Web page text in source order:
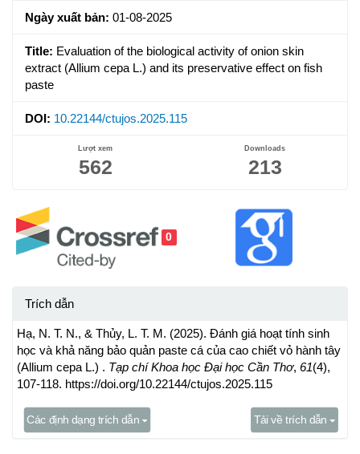
Ngày xuất bản: 01-08-2025
Title: Evaluation of the biological activity of onion skin
extract (Allium cepa L.) and its preservative effect on fish
paste
DOI: 10.22144/ctujos.2025.115
Lượt xem
562
Downloads
213
0
Trích dẫn
Hạ, N. T. N., & Thủy, L. T. M. (2025). Đánh giá hoạt tính sinh
học và khả năng bảo quản paste cá của cao chiết vỏ hành tây
(Allium cepa L.) . Tạp chí Khoa học Đại học Cần Thơ, 61(4),
107-118. https://doi.org/10.22144/ctujos.2025.115
Các định dạng trích dẫn Tải về trích dẫn